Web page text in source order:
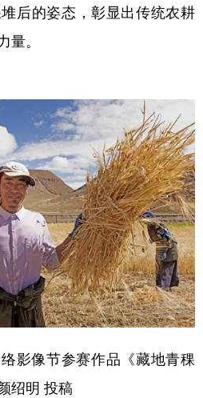
后的姿态，彰显出传统农耕
。
像节参赛作品《藏地青稞
绍明 投稿